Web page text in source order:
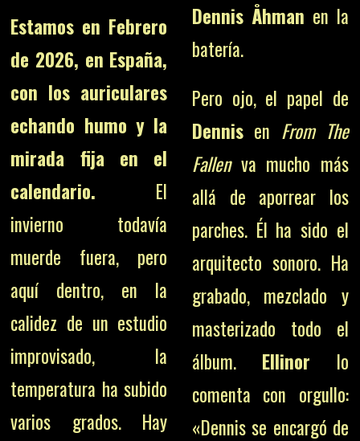
Estamos en Febrero
de 2026, en España,
con los auriculares
echando humo y la
mirada fija en el
calendario. El
invierno todavía
muerde fuera, pero
aquí dentro, en la
calidez de un estudio
improvisado, la
temperatura ha subido
varios grados. Hay
Dennis Åhman en la
batería.
Pero ojo, el papel de
Dennisen From The
Fallenva mucho más
allá de aporrear los
parches. Él ha sido el
arquitecto sonoro. Ha
grabado, mezclado y
masterizado todo el
álbum. Ellinor lo
comenta con orgullo:
«Dennis se encargó de